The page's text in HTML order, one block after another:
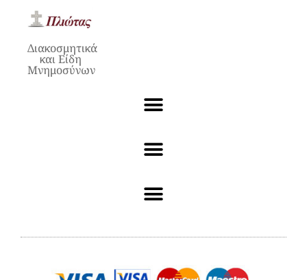
Διακοσμητικά
και Είδη
Μνημοσύνων